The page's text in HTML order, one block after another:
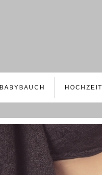
BABYBAUCH HOCHZEIT